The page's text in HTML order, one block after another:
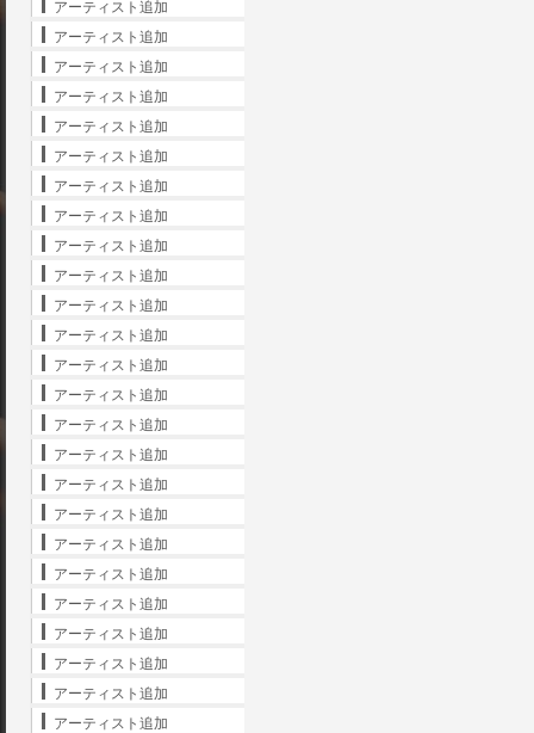
アーティスト追加
アーティスト追加
アーティスト追加
アーティスト追加
アーティスト追加
アーティスト追加
アーティスト追加
アーティスト追加
アーティスト追加
アーティスト追加
アーティスト追加
アーティスト追加
アーティスト追加
アーティスト追加
アーティスト追加
アーティスト追加
アーティスト追加
アーティスト追加
アーティスト追加
アーティスト追加
アーティスト追加
アーティスト追加
アーティスト追加
アーティスト追加
アーティスト追加